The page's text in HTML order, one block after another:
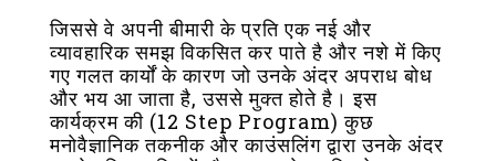
जिससे वे अपनी बीमारी के प्रति एक नई और
व्यावहारिक समझ विकसित कर पाते है और नशे में किए
गए गलत कार्यों के कारण जो उनके अंदर अपराध बोध
और भय आ जाता है, उससे मुक्त होते है। इस
कार्यक्रम की (12 Step Program) कुछ
मनोवैज्ञानिक तकनीक और काउंसलिंग द्वारा उनके अंदर